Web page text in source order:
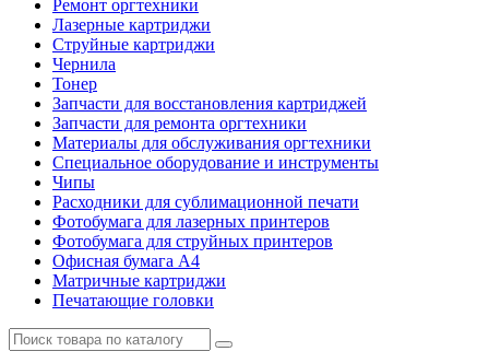
Ремонт оргтехники
Лазерные картриджи
Струйные картриджи
Чернила
Тонер
Запчасти для восстановления картриджей
Запчасти для ремонта оргтехники
Материалы для обслуживания оргтехники
Специальное оборудование и инструменты
Чипы
Расходники для сублимационной печати
Фотобумага для лазерных принтеров
Фотобумага для струйных принтеров
Офисная бумага А4
Матричные картриджи
Печатающие головки